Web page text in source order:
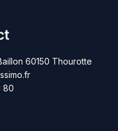
60150 Thourotte
80